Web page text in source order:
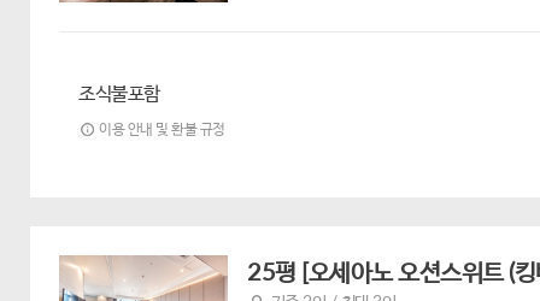
조식불포함
이용 안내 및 환불 규정
25평 [오세아노 오션스위트 (킹